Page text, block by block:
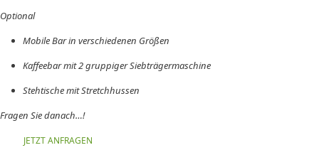
Optional
Mobile Bar in verschiedenen Größen
Kaffeebar mit 2 gruppiger Siebträgermaschine
Stehtische mit Stretchhussen
Fragen Sie danach…!
JETZT ANFRAGEN